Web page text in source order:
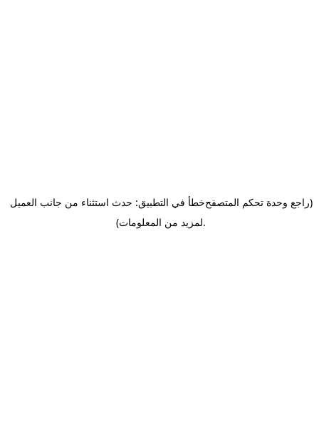
خطأ في التطبيق: حدث استثناء من جانب العميل(راجع وحدة تحكم المتصفح
لمزيد من المعلومات).